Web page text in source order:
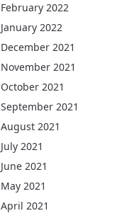
February 2022
January 2022
December 2021
November 2021
October 2021
September 2021
August 2021
July 2021
June 2021
May 2021
April 2021